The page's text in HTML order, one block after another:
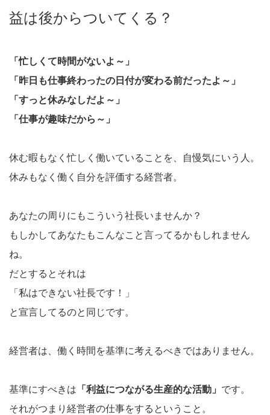
益は後からついてくる？
「忙しくて時間がないよ～」
「昨日も仕事終わったの日付が変わる前だったよ～」
「すっと休みなしだよ～」
「仕事が趣味だから～」
休む暇もなく忙しく働いていることを、自慢気にいう人。
休みもなく働く自分を評価する経営者。
あなたの周りにもこういう社長いませんか？
もしかしてあなたもこんなこと言ってるかもしれません
ね。
だとするとそれは
「私はできない社長です！」
と宣言してるのと同じです。
経営者は、働く時間を基準に考えるべきではありません。
基準にすべきは 「利益につながる生産的な活動」 です。
それがつまり経営者の仕事をするということ。